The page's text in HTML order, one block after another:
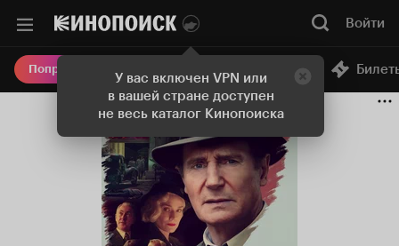
У вас включен VPN или
в вашей стране доступен
не весь каталог Кинопоиска
Войти
Попробовать Плюс Онлайн-кинотеатр